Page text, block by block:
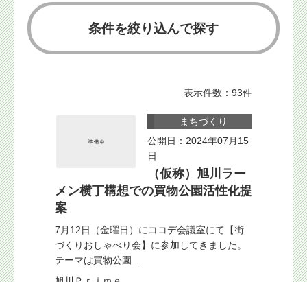
条件を絞り込んで探す
表示件数：93件
まちづくり
公開日：2024年07月15
日
（仮称）旭川ラー
メン横丁構想での買物公園活性化提
案
7月12日（金曜日）にココデ会議室にて【街
づくりおしゃべり会】に参加してきました。
テーマは買物公園...